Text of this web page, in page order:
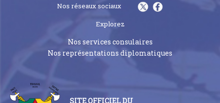
Nos réseaux sociaux
Explorez
Nos services consulaires
Nos représentations diplomatiques
SITE OFFICIEL DU